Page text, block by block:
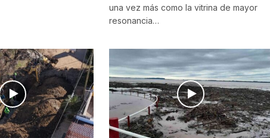
una vez más como la vitrina de mayor
resonancia…